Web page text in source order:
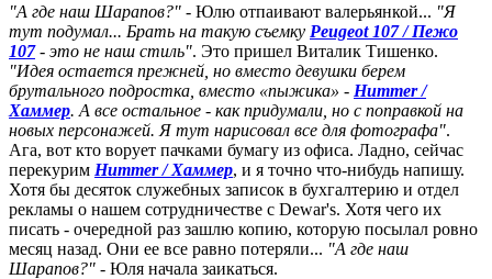
"А где наш Шарапов?" - Юлю отпаивают валерьянкой... "Я
тут подумал... Брать на такую съемку Peugeot 107 / Пежо
107- это не наш стиль". Это пришел Виталик Тишенко.
"Идея остается прежней, но вместо девушки берем
брутального подростка, вместо «пыжика» - Hummer /
Хаммер. А все остальное - как придумали, но с поправкой на
новых персонажей. Я тут нарисовал все для фотографа".
Ага, вот кто ворует пачками бумагу из офиса. Ладно, сейчас
перекурим Hummer / Хаммер, и я точно что-нибудь напишу.
Хотя бы десяток служебных записок в бухгалтерию и отдел
рекламы о нашем сотрудничестве с Dewar's. Хотя чего их
писать - очередной раз зашлю копию, которую посылал ровно
месяц назад. Они ее все равно потеряли... "А где наш
Шарапов?" - Юля начала заикаться.